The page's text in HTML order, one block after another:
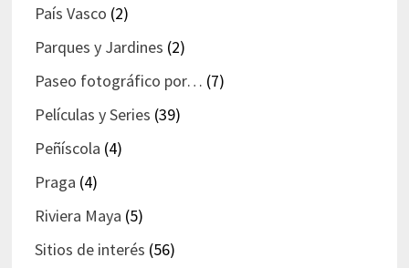
País Vasco (2)
Parques y Jardines (2)
Paseo fotográfico por… (7)
Películas y Series (39)
Peñíscola (4)
Praga (4)
Riviera Maya (5)
Sitios de interés (56)